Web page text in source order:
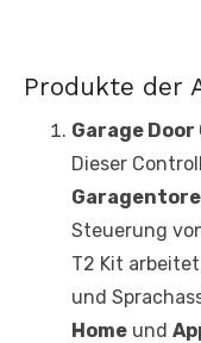
Produkte der
Garage
Dieser
Garagentore
Steuerung
T2 Kit
und
Home und